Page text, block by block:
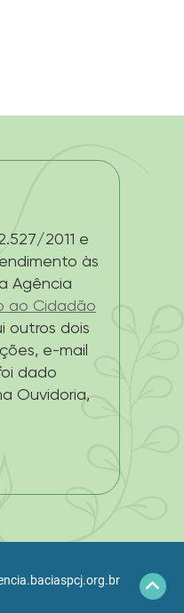
2011 e
às
Agência
ao Cidadão
outros dois
e-mail
dado
Ouvidoria,